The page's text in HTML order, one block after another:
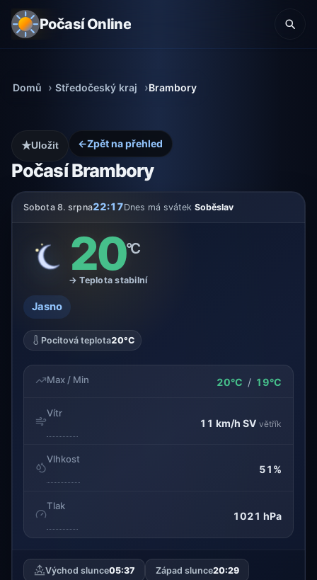
Počasí Online
Domů Středočeský kraj Brambory
←Zpět na přehled
Počasí Brambory
★Uložit
Sobota 8. srpna22:17Dnes má svátek Soběslav
20°C
→ Teplota stabilní
Jasno
Pocitová teplota20°C
Max / Min 20°C / 19°C
Vítr
11 km/h SV větřík
Vlhkost
51%
Tlak
1021 hPa
Východ slunce05:37 Západ slunce20:29